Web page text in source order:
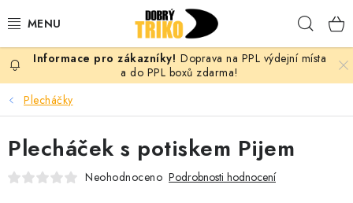
na
PRO ŽENY
PRO MUŽE
PRO DĚTI
Doprava na PPL výdejní místa
a do PPL boxů zdarma!
Plecháčky
Plecháček s potiskem Pijem
Neohodnoceno Podrobnosti hodnocení